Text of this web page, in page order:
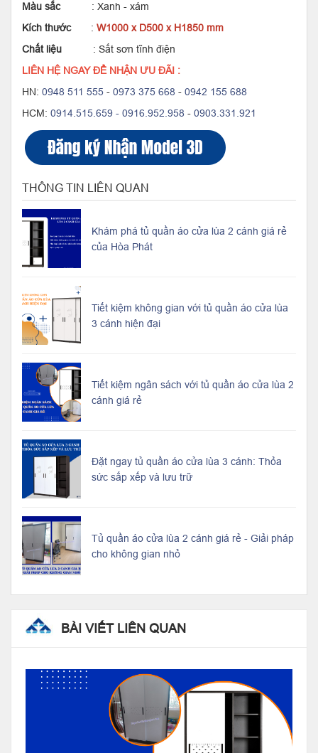
Màu sắc: Xanh - xám
Kích thước: W1000 x D500 x H1850 mm
Chất liệu
: Sắt sơn tĩnh điện
LIÊN HỆ NGAY ĐỂ NHẬN ƯU ĐÃI :
HN: 0948 511 555 - 0973 375 668 - 0942 155 688
HCM: 0914.515.659 - 0916.952.958 - 0903.331.921
THÔNG TIN LIÊN QUAN
Khám phá tủ quần áo cửa lùa 2 cánh giá rẻ
của Hòa Phát
Tiết kiệm không gian với tủ quần áo cửa lùa
3 cánh hiện đại
Tiết kiệm ngân sách với tủ quần áo cửa lùa 2
cánh giá rẻ
Đặt ngay tủ quần áo cửa lùa 3 cánh: Thỏa
sức sắp xếp và lưu trữ
Tủ quần áo cửa lùa 2 cánh giá rẻ - Giải pháp
cho không gian nhỏ
BÀI VIẾT LIÊN QUAN